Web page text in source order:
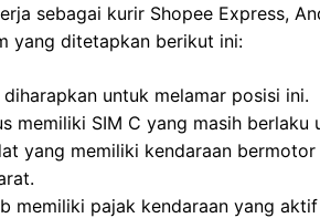
sebagai kurir Shopee Express,
yang ditetapkan berikut ini:
untuk melamar posisi ini.
memiliki SIM C yang masih berlaku
yang memiliki kendaraan
memiliki pajak kendaraan yang